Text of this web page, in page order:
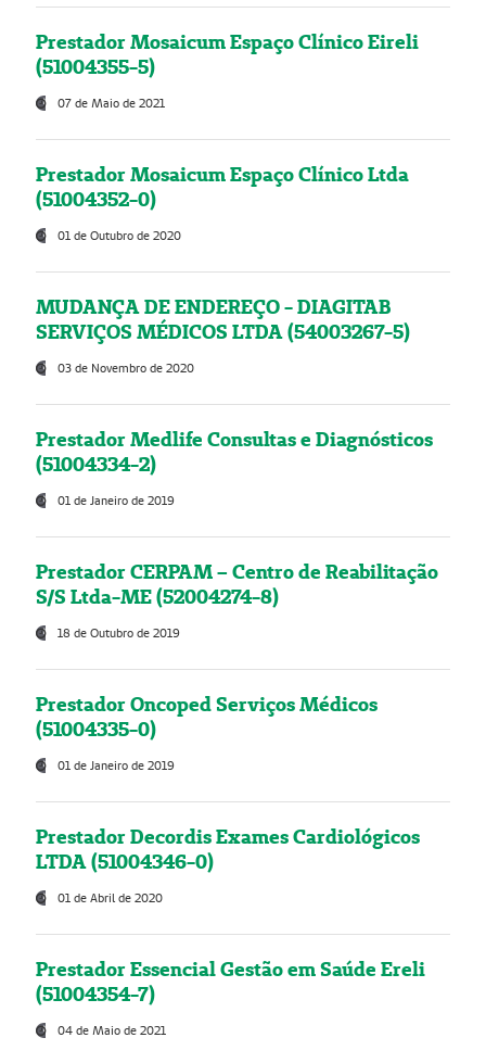
Prestador Mosaicum Espaço Clínico Eireli
(51004355-5)
07 de Maio de 2021
Prestador Mosaicum Espaço Clínico Ltda
(51004352-0)
01 de Outubro de 2020
MUDANÇA DE ENDEREÇO - DIAGITAB
SERVIÇOS MÉDICOS LTDA (54003267-5)
03 de Novembro de 2020
Prestador Medlife Consultas e Diagnósticos
(51004334-2)
01 de Janeiro de 2019
Prestador CERPAM – Centro de Reabilitação
S/S Ltda-ME (52004274-8)
18 de Outubro de 2019
Prestador Oncoped Serviços Médicos
(51004335-0)
01 de Janeiro de 2019
Prestador Decordis Exames Cardiológicos
LTDA (51004346-0)
01 de Abril de 2020
Prestador Essencial Gestão em Saúde Ereli
(51004354-7)
04 de Maio de 2021